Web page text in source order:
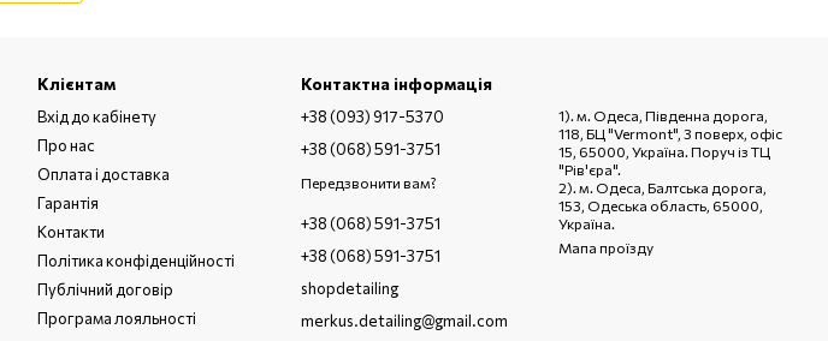
Всі бренди
Клієнтам
Вхід до кабінету
Про нас
Оплата і доставка
Гарантія
Контакти
Політика конфіденційності
Публічний договір
Програма лояльності
Контактна інформація
+38 (093) 917-5370
+38 (068) 591-3751
Передзвонити вам?
+38 (068) 591-3751
+38 (068) 591-3751
shopdetailing
merkus.detailing@gmail.com
1). м. Одеса, Південна дорога,
118, БЦ "Vermont", 3 поверх, офіс
15, 65000, Україна. Поруч із ТЦ
"Рів'єра".
2). м. Одеса, Балтська дорога,
153, Одеська область, 65000,
Україна.
Мапа проїзду